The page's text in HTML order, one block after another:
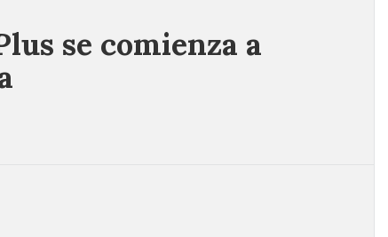
se comienza a